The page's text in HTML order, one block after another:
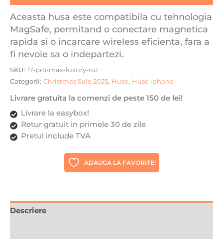
Transparenta
cu
Margini
Roz
Aceasta husa este compatibila cu tehnologia
MagSafe, permitand o conectare magnetica
rapida si o incarcare wireless eficienta, fara a
fi nevoie sa o indepartezi.
SKU: 17-pro-max-luxury-roz
Categorii: Christmas Sale 2025, Huse, Huse iphone
Livrare gratuita la comenzi de peste 150 de lei!
Livrare la easybox!
Retur gratuit in primele 30 de zile
Pretul include TVA
ADAUGA LA FAVORITE!
Descriere